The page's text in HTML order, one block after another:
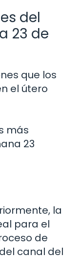
del
23 de
que los
el útero
más
23
la
para el
de
canal del